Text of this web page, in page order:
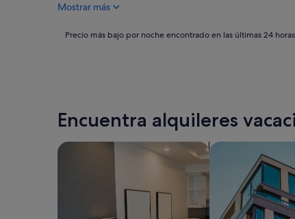
Mostrar más
Precio
las
24 horas
Precio más bajo por noche encontrado en las últimas 24
Encuentra alquileres
Buscar apartoteles Buscar